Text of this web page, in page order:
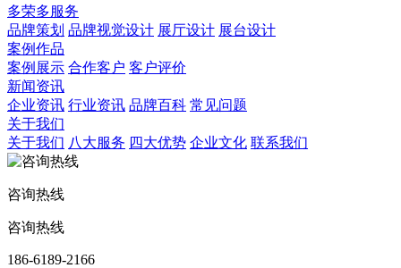
多荣多服务
品牌策划 品牌视觉设计 展厅设计 展台设计
案例作品
案例展示 合作客户 客户评价
新闻资讯
企业资讯 行业资讯 品牌百科 常见问题
关于我们
关于我们 八大服务 四大优势 企业文化 联系我们
咨询热线
咨询热线
186-6189-2166